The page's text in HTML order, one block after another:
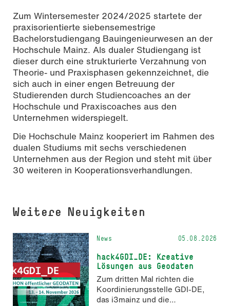
Zum Wintersemester 2024/2025 startete der
praxisorientierte siebensemestrige
Bachelorstudiengang Bauingenieurwesen an der
Hochschule Mainz. Als dualer Studiengang ist
dieser durch eine strukturierte Verzahnung von
Theorie- und Praxisphasen gekennzeichnet, die
sich auch in einer engen Betreuung der
Studierenden durch Studiencoaches an der
Hochschule und Praxiscoaches aus den
Unternehmen widerspiegelt.
Die Hochschule Mainz kooperiert im Rahmen des
dualen Studiums mit sechs verschiedenen
Unternehmen aus der Region und steht mit über
30 weiteren in Kooperationsverhandlungen.
Weitere Neuigkeiten
News 05.08.2026
hack4GDI_DE: Kreative
Lösungen aus Geodaten
Zum dritten Mal richten die
Koordinierungsstelle GDI-DE,
das i3mainz und die